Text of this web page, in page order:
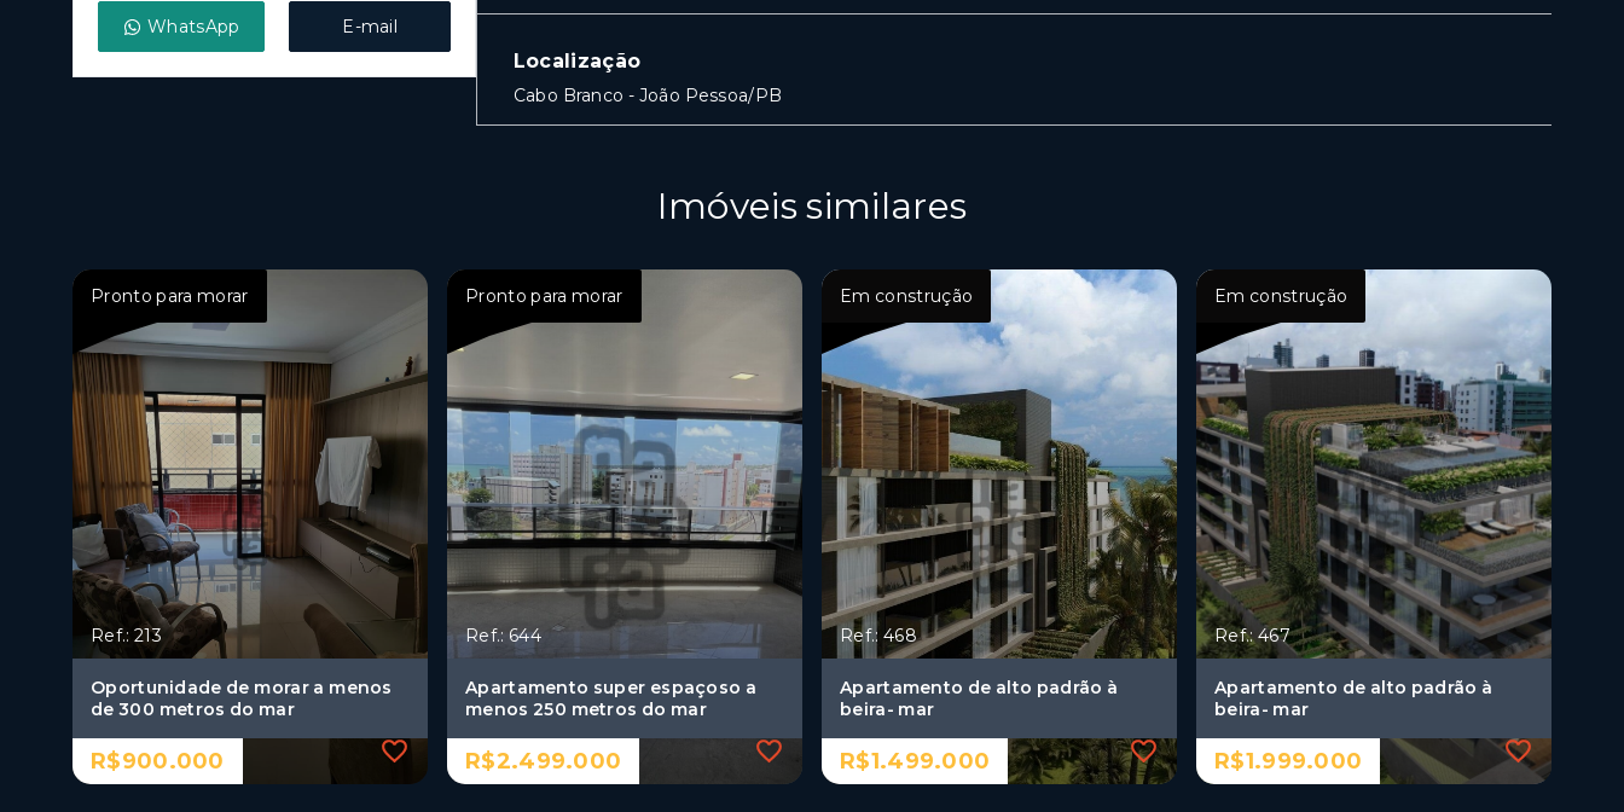
Localização
Cabo Branco - João Pessoa/PB
WhatsApp E-mail
Imóveis similares
Pronto para morar
Ref.: 213
Oportunidade de morar a menos
de 300 metros do mar
R$900.000
Pronto para morar
Ref.: 644
Apartamento super espaçoso a
menos 250 metros do mar
R$2.499.000
Em construção
Ref.: 468
Apartamento de alto padrão à
beira- mar
R$1.499.000
Em construção
Ref.: 467
Apartamento de alto padrão à
beira- mar
R$1.999.000